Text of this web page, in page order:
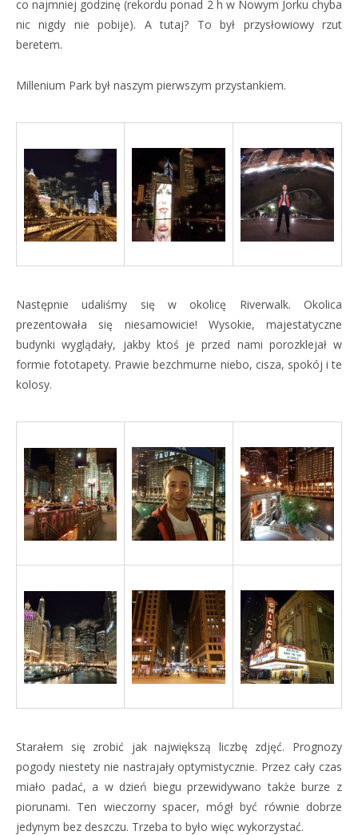
co najmniej godzinę (rekordu ponad 2 h w Nowym Jorku chyba
nic nigdy nie pobije). A tutaj? To był przysłowiowy rzut
beretem.
Millenium Park był naszym pierwszym przystankiem.
Następnie udaliśmy się w okolicę Riverwalk. Okolica
prezentowała się niesamowicie! Wysokie, majestatyczne
budynki wyglądały, jakby ktoś je przed nami porozklejał w
formie fototapety. Prawie bezchmurne niebo, cisza, spokój i te
kolosy.
Starałem się zrobić jak największą liczbę zdjęć. Prognozy
pogody niestety nie nastrajały optymistycznie. Przez cały czas
miało padać, a w dzień biegu przewidywano także burze z
piorunami. Ten wieczorny spacer, mógł być równie dobrze
jedynym bez deszczu. Trzeba to było więc wykorzystać.